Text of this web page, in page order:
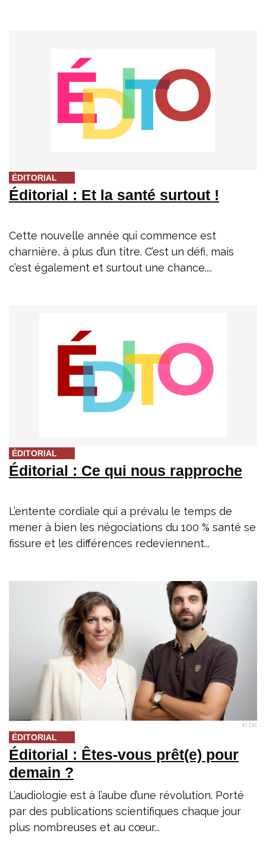
ÉDITORIAL
Éditorial : Et la santé surtout !
Cette nouvelle année qui commence est
charnière, à plus d’un titre. C’est un défi, mais
c’est également et surtout une chance....
ÉDITORIAL
Éditorial : Ce qui nous rapproche
L’entente cordiale qui a prévalu le temps de
mener à bien les négociations du 100 % santé se
fissure et les différences redeviennent...
© DK
ÉDITORIAL
Éditorial : Êtes-vous prêt(e) pour
demain ?
L’audiologie est à l’aube d’une révolution. Porté
par des publications scientifiques chaque jour
plus nombreuses et au cœur...